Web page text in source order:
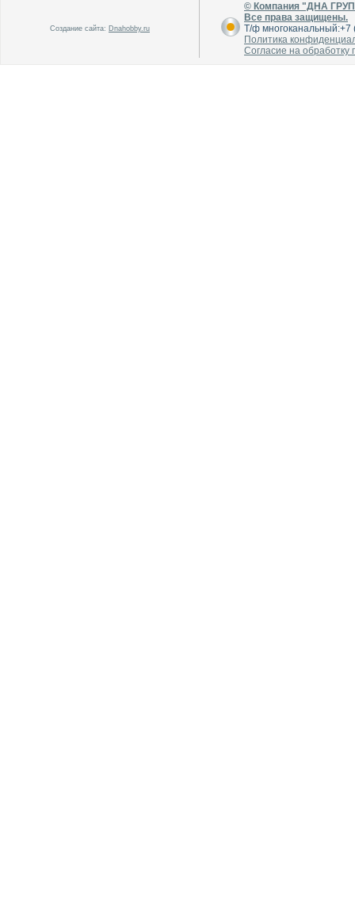
Создание сайта: Dnahobby.ru
© Компания "ДНА
Все права защищены.
Т/ф
Политика
Согласие на